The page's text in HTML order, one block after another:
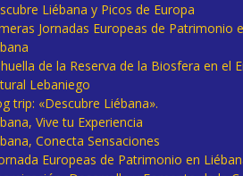
Liébana y Picos de Europa
Jornadas Europeas de Patrimonio
de la Reserva de la Biosfera en el
Lebaniego
trip: «Descubre Liébana».
Vive tu Experiencia
Conecta Sensaciones
Europeas de Patrimonio en